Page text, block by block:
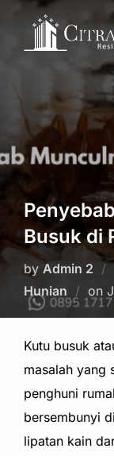
content
Busuk di
by Admin 2
Hunian
on
Kutu busuk
masalah yang
penghuni
bersembunyi
lipatan kain